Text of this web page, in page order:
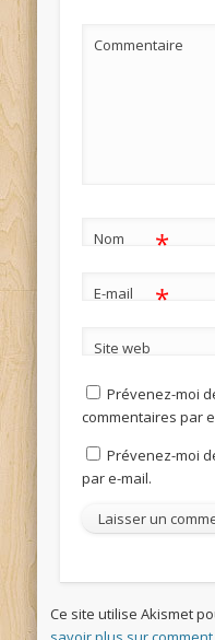
Commentaire
Nom *
E-mail *
Site web
Prévenez-moi
commentaires par
Prévenez-moi
par e-mail.
Ce site utilise Akismet